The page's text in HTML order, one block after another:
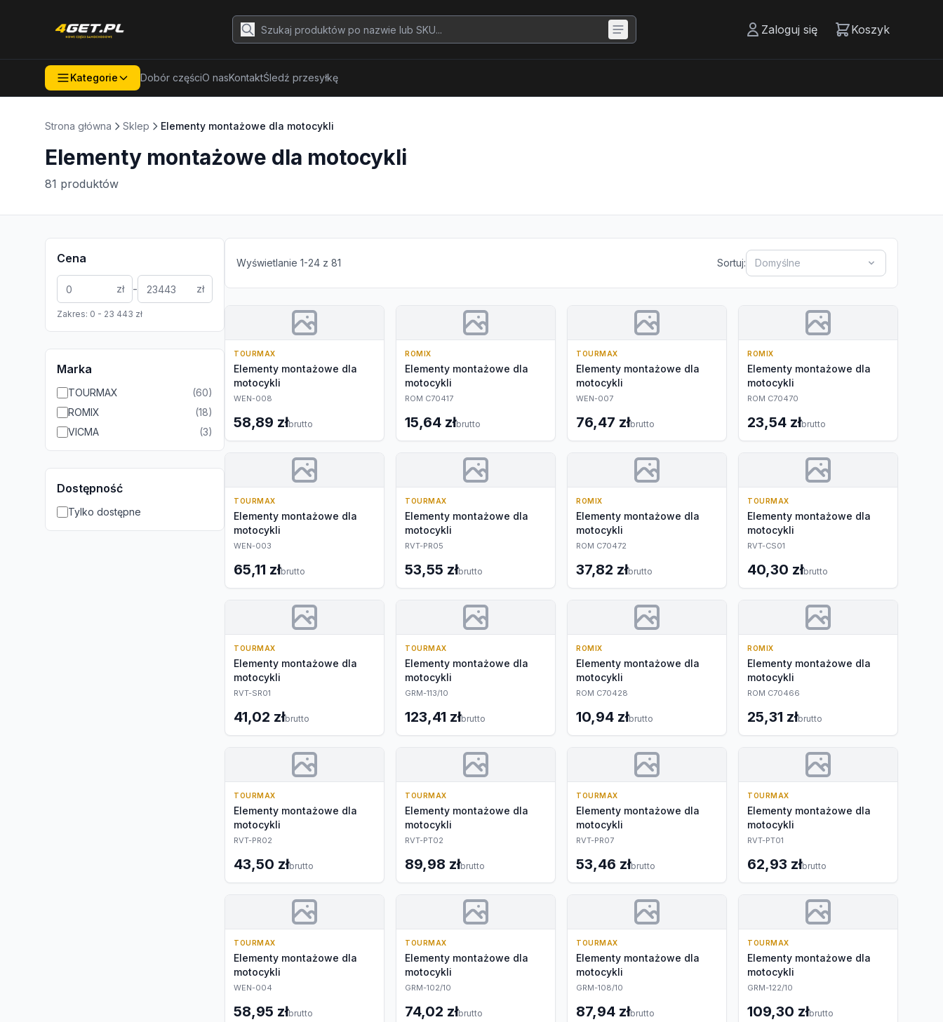
Zaloguj się Koszyk
Kategorie Dobór częściO nasKontaktŚledź przesyłkę
Strona główna Sklep Elementy montażowe dla motocykli
Elementy montażowe dla motocykli
81 produktów
Cena
zł - zł
Zakres: 0 - 23 443 zł
Marka
TOURMAX (60)
ROMIX
(18)
VICMA
(3)
Dostępność
Tylko dostępne
Wyświetlanie 1-24 z 81 Sortuj: Domyślne
TOURMAX
Elementy montażowe dla
motocykli
WEN-008
58,89 złbrutto
ROMIX
Elementy montażowe dla
motocykli
ROM C70417
15,64 złbrutto
TOURMAX
Elementy montażowe dla
motocykli
WEN-007
76,47 złbrutto
ROMIX
Elementy montażowe dla
motocykli
ROM C70470
23,54 złbrutto
TOURMAX
Elementy montażowe dla
motocykli
WEN-003
65,11 złbrutto
TOURMAX
Elementy montażowe dla
motocykli
RVT-PR05
53,55 złbrutto
ROMIX
Elementy montażowe dla
motocykli
ROM C70472
37,82 złbrutto
TOURMAX
Elementy montażowe dla
motocykli
RVT-CS01
40,30 złbrutto
TOURMAX
Elementy montażowe dla
motocykli
RVT-SR01
41,02 złbrutto
TOURMAX
Elementy montażowe dla
motocykli
GRM-113/10
123,41 złbrutto
ROMIX
Elementy montażowe dla
motocykli
ROM C70428
10,94 złbrutto
ROMIX
Elementy montażowe dla
motocykli
ROM C70466
25,31 złbrutto
TOURMAX
Elementy montażowe dla
motocykli
RVT-PR02
43,50 złbrutto
TOURMAX
Elementy montażowe dla
motocykli
RVT-PT02
89,98 złbrutto
TOURMAX
Elementy montażowe dla
motocykli
RVT-PR07
53,46 złbrutto
TOURMAX
Elementy montażowe dla
motocykli
RVT-PT01
62,93 złbrutto
TOURMAX
Elementy montażowe dla
motocykli
WEN-004
58,95 złbrutto
TOURMAX
Elementy montażowe dla
motocykli
GRM-102/10
74,02 złbrutto
TOURMAX
Elementy montażowe dla
motocykli
GRM-108/10
87,94 złbrutto
TOURMAX
Elementy montażowe dla
motocykli
GRM-122/10
109,30 złbrutto